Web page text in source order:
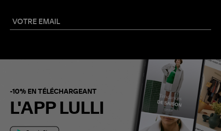
-10% EN TÉLÉCHARGEANT
L'APP LULLI